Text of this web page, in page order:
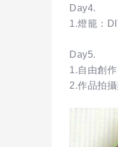
Day4.
1.燈籠：
Day5.
1.自由創
2.作品拍